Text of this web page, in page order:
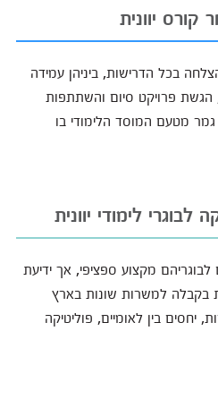
יוונית
בכל הדרישות, ביניהן עמידה
הגשת פרויקט סיום והשתתפות
מטעם המוסד הלימודי בו
לימודי יוונית
לבוגריהם מקצוע ספציפי, אך ידיעת
בקבלה למשרות שונות בארץ
יחסים בין לאומיים, פוליטיקה